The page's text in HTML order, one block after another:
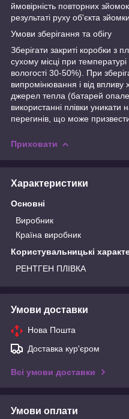
ймовірність повторних
результаті руху об'єкта зйомки.
Умови зберігання та обігу
Зберігати закриті коробки з
сухому місці при температурі
вологості 30-50%). При
випромінювання і від впливу
джерел тепла (батарей
використанні плівки уникати
перегинів, що може
Приховати
Характеристики
Основні
Виробник
Країна виробник
Користувальницькі
РЕНТГЕН ПЛІВКА
Умови доставки
Нова Пошта
Доставка кур'єром
Всі умови доставки
Умови оплати